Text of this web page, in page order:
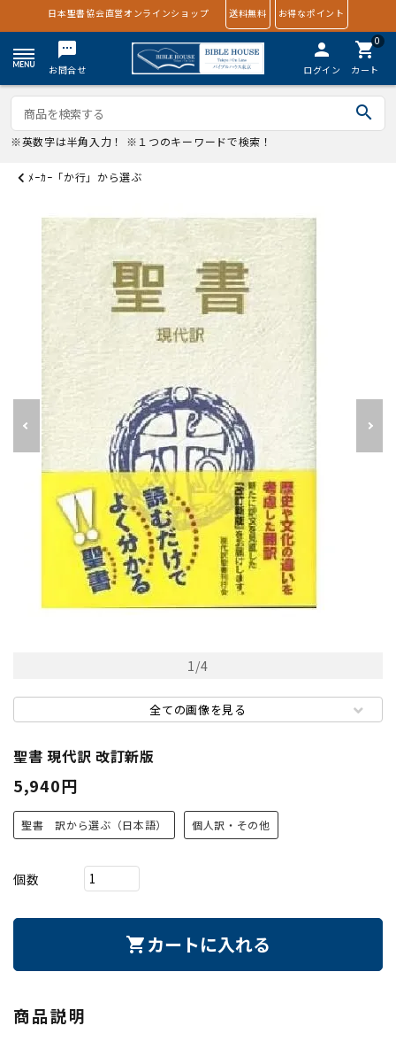
日本聖書協会直営オンラインショップ 送料無料 お得なポイント
textsms
お問合せ
person
ログイン
0
shopping_cart
カート
search
※英数字は半角入力！ ※１つのキーワードで検索！
ﾒｰｶｰ「か行」から選ぶ
1/4
全ての画像を見る
聖書 現代訳 改訂新版
5,940円
聖書 訳から選ぶ（日本語） 個人訳・その他
個数
shopping_cart カートに入れる
商品説明